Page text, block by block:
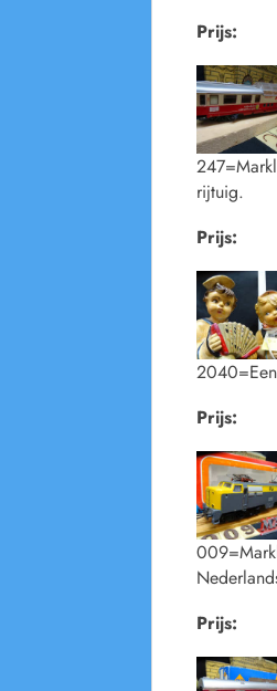
Prijs:
rijtuig.
Prijs:
Prijs:
Prijs: